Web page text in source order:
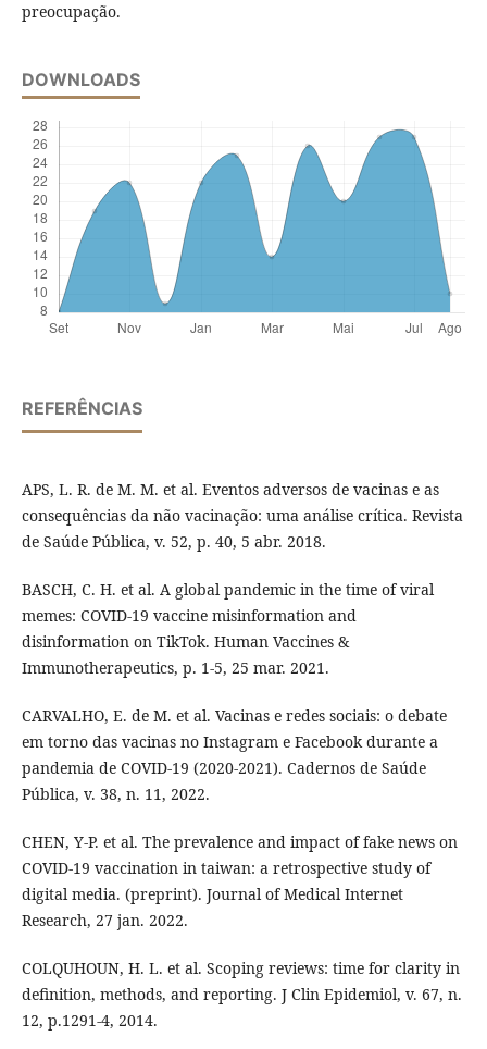
preocupação.
DOWNLOADS
REFERÊNCIAS
APS, L. R. de M. M. et al. Eventos adversos de vacinas e as
consequências da não vacinação: uma análise crítica. Revista
de Saúde Pública, v. 52, p. 40, 5 abr. 2018.
BASCH, C. H. et al. A global pandemic in the time of viral
memes: COVID-19 vaccine misinformation and
disinformation on TikTok. Human Vaccines &
Immunotherapeutics, p. 1-5, 25 mar. 2021.
CARVALHO, E. de M. et al. Vacinas e redes sociais: o debate
em torno das vacinas no Instagram e Facebook durante a
pandemia de COVID-19 (2020-2021). Cadernos de Saúde
Pública, v. 38, n. 11, 2022.
CHEN, Y-P. et al. The prevalence and impact of fake news on
COVID-19 vaccination in taiwan: a retrospective study of
digital media. (preprint). Journal of Medical Internet
Research, 27 jan. 2022.
COLQUHOUN, H. L. et al. Scoping reviews: time for clarity in
definition, methods, and reporting. J Clin Epidemiol, v. 67, n.
12, p.1291-4, 2014.